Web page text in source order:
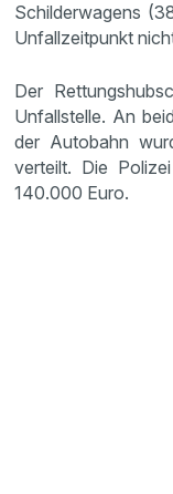
Schilderwagens
Unfallzeitpunkt
Der
Unfallstelle. An
der Autobahn
verteilt. Die
140.000 Euro.